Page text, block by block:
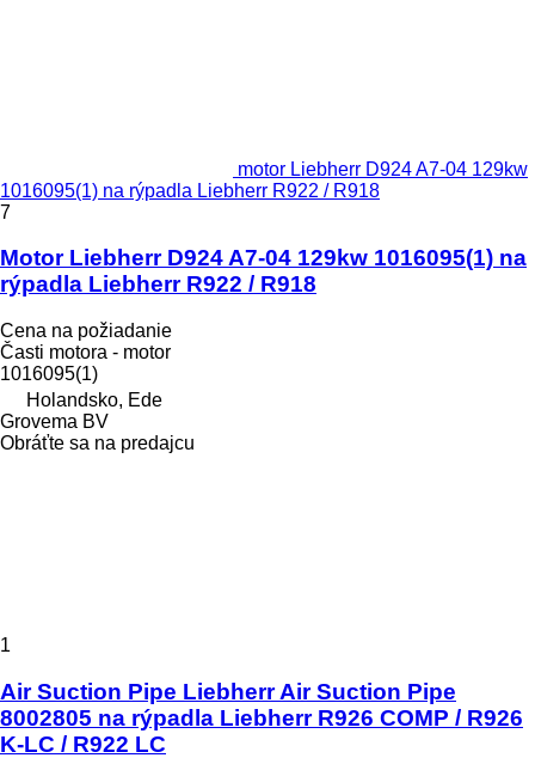
motor Liebherr D924 A7-04 129kw
1016095(1) na rýpadla Liebherr R922 / R918
7
Motor Liebherr D924 A7-04 129kw 1016095(1) na
rýpadla Liebherr R922 / R918
Cena na požiadanie
Časti motora - motor
1016095(1)
Holandsko, Ede
Grovema BV
Obráťte sa na predajcu
1
Air Suction Pipe Liebherr Air Suction Pipe
8002805 na rýpadla Liebherr R926 COMP / R926
K-LC / R922 LC